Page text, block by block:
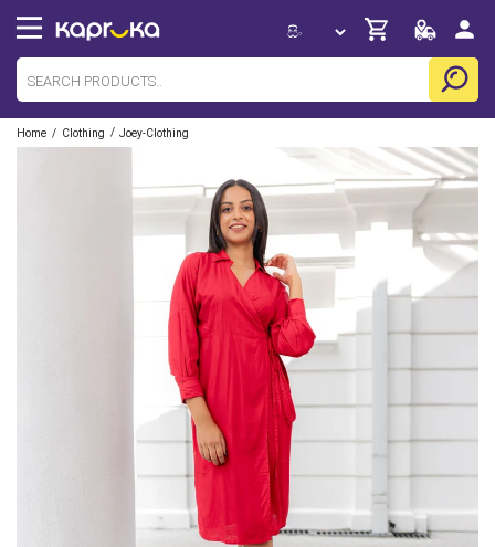
Home / Clothing / Joey-Clothing